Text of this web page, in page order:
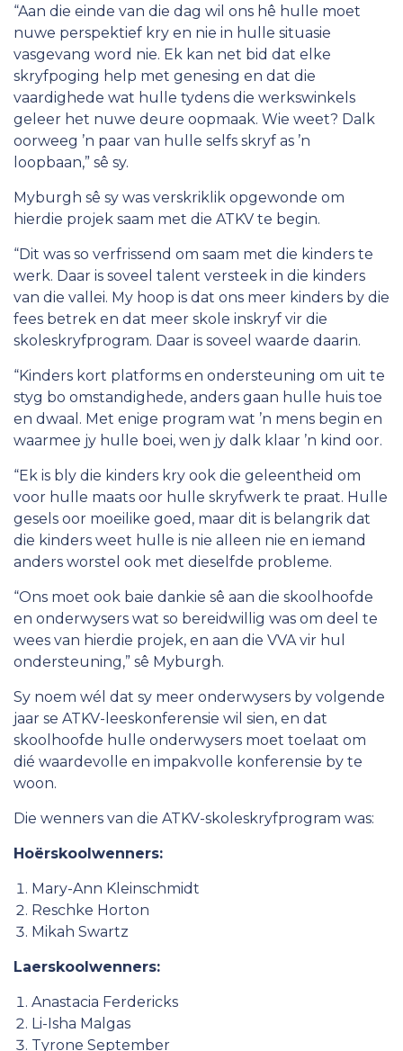
“Aan die einde van die dag wil ons hê hulle moet
nuwe perspektief kry en nie in hulle situasie
vasgevang word nie. Ek kan net bid dat elke
skryfpoging help met genesing en dat die
vaardighede wat hulle tydens die werkswinkels
geleer het nuwe deure oopmaak. Wie weet? Dalk
oorweeg ’n paar van hulle selfs skryf as ’n
loopbaan,” sê sy.
Myburgh sê sy was verskriklik opgewonde om
hierdie projek saam met die ATKV te begin.
“Dit was so verfrissend om saam met die kinders te
werk. Daar is soveel talent versteek in die kinders
van die vallei. My hoop is dat ons meer kinders by die
fees betrek en dat meer skole inskryf vir die
skoleskryfprogram. Daar is soveel waarde daarin.
“Kinders kort platforms en ondersteuning om uit te
styg bo omstandighede, anders gaan hulle huis toe
en dwaal. Met enige program wat ’n mens begin en
waarmee jy hulle boei, wen jy dalk klaar ’n kind oor.
“Ek is bly die kinders kry ook die geleentheid om
voor hulle maats oor hulle skryfwerk te praat. Hulle
gesels oor moeilike goed, maar dit is belangrik dat
die kinders weet hulle is nie alleen nie en iemand
anders worstel ook met dieselfde probleme.
“Ons moet ook baie dankie sê aan die skoolhoofde
en onderwysers wat so bereidwillig was om deel te
wees van hierdie projek, en aan die VVA vir hul
ondersteuning,” sê Myburgh.
Sy noem wél dat sy meer onderwysers by volgende
jaar se ATKV-leeskonferensie wil sien, en dat
skoolhoofde hulle onderwysers moet toelaat om
dié waardevolle en impakvolle konferensie by te
woon.
Die wenners van die ATKV-skoleskryfprogram was:
Hoërskoolwenners:
Mary-Ann Kleinschmidt
Reschke Horton
Mikah Swartz
Laerskoolwenners:
Anastacia Ferdericks
Li-Isha Malgas
Tyrone September